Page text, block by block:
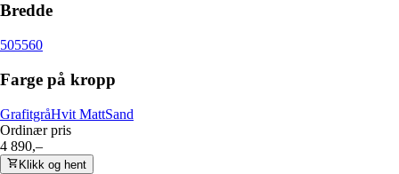
Bredde
505560
Farge på kropp
GrafitgråHvit MattSand
Ordinær pris
4 890,–
Klikk og hent